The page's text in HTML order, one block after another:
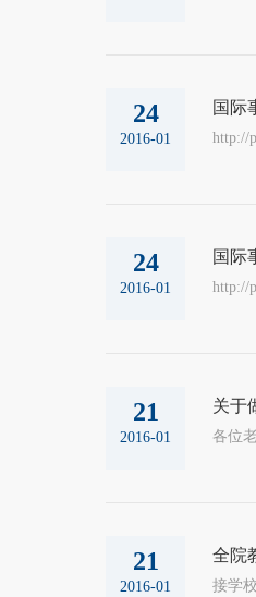
24
2016-01
国际
http://
24
2016-01
国际
http://
21
2016-01
关于
各位
21
2016-01
全院
接学